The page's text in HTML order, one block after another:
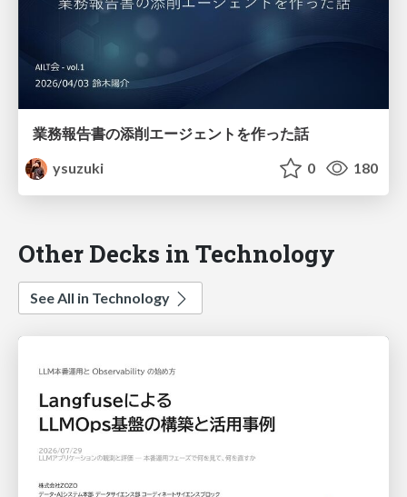
業務報告書の添削エージェントを作った話
ysuzuki
0 180
Other Decks in Technology
See All in Technology